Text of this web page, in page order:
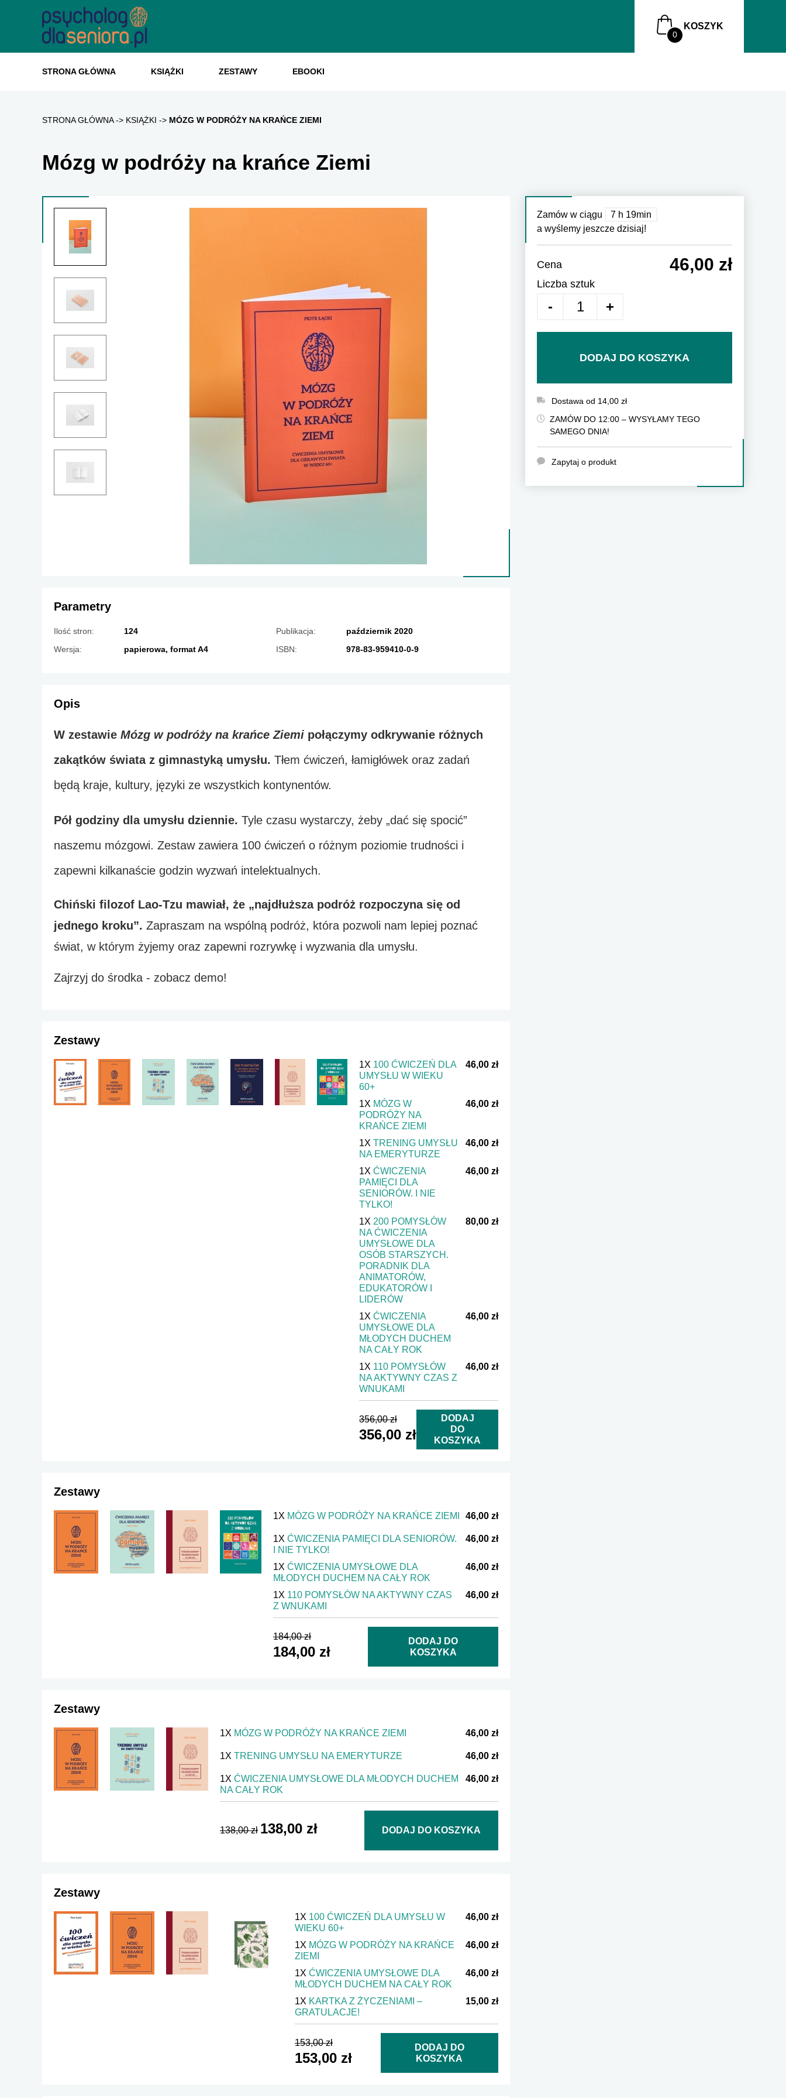
KOSZYK
STRONA GŁÓWNA KSIĄŻKI ZESTAWY EBOOKI
STRONA GŁÓWNA KSIĄŻKI MÓZG W PODRÓŻY NA KRAŃCE ZIEMI
Mózg w podróży na krańce Ziemi
Parametry
Ilość stron: 124 Publikacja:
październik 2020
Wersja:
papierowa, format A4 ISBN: 978-83-959410-0-9
Opis
W zestawie Mózg w podróży na krańce Ziemi połączymy odkrywanie różnych
zakątków świata z gimnastyką umysłu. Tłem ćwiczeń, łamigłówek oraz zadań
będą kraje, kultury, języki ze wszystkich kontynentów.
Pół godziny dla umysłu dziennie. Tyle czasu wystarczy, żeby „dać się spocić”
naszemu mózgowi. Zestaw zawiera 100 ćwiczeń o różnym poziomie trudności i
zapewni kilkanaście godzin wyzwań intelektualnych.
Chiński filozof Lao-Tzu mawiał, że „najdłuższa podróż rozpoczyna się od
jednego kroku”. Zapraszam na wspólną podróż, która pozwoli nam lepiej poznać
świat, w którym żyjemy oraz zapewni rozrywkę i wyzwania dla umysłu.
Zajrzyj do środka - zobacz demo!
Zestawy
1X 100 ĆWICZEŃ DLA
UMYSŁU W WIEKU
60+
46,00 zł
1X MÓZG W
PODRÓŻY NA
KRAŃCE ZIEMI
46,00 zł
1X TRENING UMYSŁU
NA EMERYTURZE
46,00 zł
1X ĆWICZENIA
PAMIĘCI DLA
SENIORÓW. I NIE
TYLKO!
46,00 zł
1X 200 POMYSŁÓW
NA ĆWICZENIA
UMYSŁOWE DLA
OSÓB STARSZYCH.
PORADNIK DLA
ANIMATORÓW,
EDUKATORÓW I
LIDERÓW
80,00 zł
1X ĆWICZENIA
UMYSŁOWE DLA
MŁODYCH DUCHEM
NA CAŁY ROK
46,00 zł
1X 110 POMYSŁÓW
NA AKTYWNY CZAS Z
WNUKAMI
46,00 zł
356,00 zł
356,00 zł
DODAJ
DO
KOSZYKA
Zestawy
1X MÓZG W PODRÓŻY NA KRAŃCE ZIEMI 46,00 zł
1X ĆWICZENIA PAMIĘCI DLA SENIORÓW.
I NIE TYLKO!
46,00 zł
1X ĆWICZENIA UMYSŁOWE DLA
MŁODYCH DUCHEM NA CAŁY ROK
46,00 zł
1X 110 POMYSŁÓW NA AKTYWNY CZAS
Z WNUKAMI
46,00 zł
184,00 zł
184,00 zł
DODAJ DO
KOSZYKA
Zestawy
1X MÓZG W PODRÓŻY NA KRAŃCE ZIEMI 46,00 zł
1X TRENING UMYSŁU NA EMERYTURZE 46,00 zł
1X ĆWICZENIA UMYSŁOWE DLA MŁODYCH DUCHEM
NA CAŁY ROK
46,00 zł
138,00 zł 138,00 zł DODAJ DO KOSZYKA
Zestawy
1X 100 ĆWICZEŃ DLA UMYSŁU W
WIEKU 60+
46,00 zł
1X MÓZG W PODRÓŻY NA KRAŃCE
ZIEMI
46,00 zł
1X ĆWICZENIA UMYSŁOWE DLA
MŁODYCH DUCHEM NA CAŁY ROK
46,00 zł
1X KARTKA Z ŻYCZENIAMI –
GRATULACJE!
15,00 zł
153,00 zł
153,00 zł
DODAJ DO
KOSZYKA
Zamów w ciągu
7 h 19min
a wyślemy jeszcze dzisiaj!
Cena 46,00 zł
Liczba sztuk
DODAJ DO KOSZYKA
Dostawa od 14,00 zł
ZAMÓW DO 12:00 – WYSYŁAMY TEGO
SAMEGO DNIA!
Zapytaj o produkt